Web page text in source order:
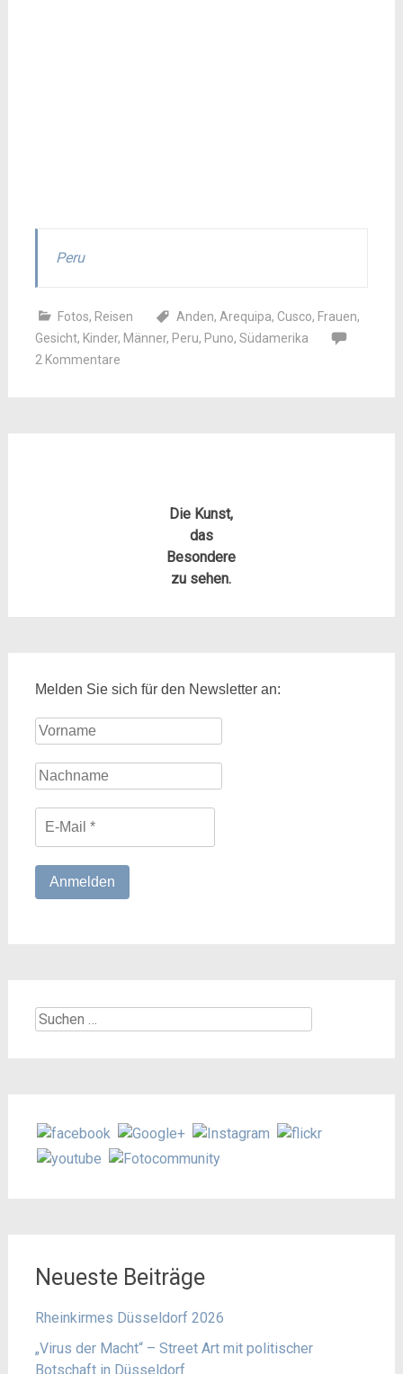
Peru
Fotos, Reisen Anden, Arequipa, Cusco, Frauen,
Gesicht, Kinder, Männer, Peru, Puno, Südamerika
2 Kommentare
Die Kunst,
das
Besondere
zu sehen.
Melden Sie sich für den Newsletter an:
Suchen
Neueste Beiträge
Rheinkirmes Düsseldorf 2026
„Virus der Macht“ – Street Art mit politischer
Botschaft in Düsseldorf